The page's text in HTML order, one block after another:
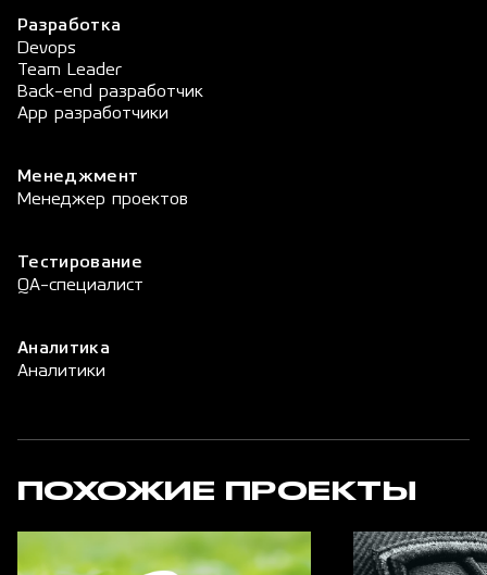
Разработка
Devops
Team Leader
Back-end разработчик
App разработчики
Менеджмент
Менеджер проектов
Тестирование
QA-специалист
Аналитика
Аналитики
ПОХОЖИЕ ПРОЕКТЫ